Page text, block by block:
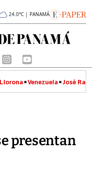
24.0°C | PANAMÁ
Venezuela José
presentan